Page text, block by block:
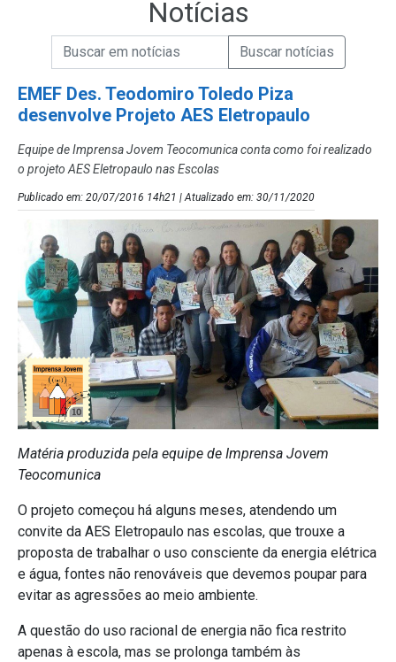
Notícias
Campo de Busca de Notícias
Campo de Busca de informaçõesEnviar a Busca de Notícias
EMEF Des. Teodomiro Toledo Piza
desenvolve Projeto AES Eletropaulo
Equipe de Imprensa Jovem Teocomunica conta como foi realizado
o projeto AES Eletropaulo nas Escolas
Publicado em: 20/07/2016 14h21 | Atualizado em: 30/11/2020
Matéria produzida pela equipe de Imprensa Jovem
Teocomunica
O projeto começou há alguns meses, atendendo um
convite da AES Eletropaulo nas escolas, que trouxe a
proposta de trabalhar o uso consciente da energia elétrica
e água, fontes não renováveis que devemos poupar para
evitar as agressões ao meio ambiente.
A questão do uso racional de energia não fica restrito
apenas à escola, mas se prolonga também às